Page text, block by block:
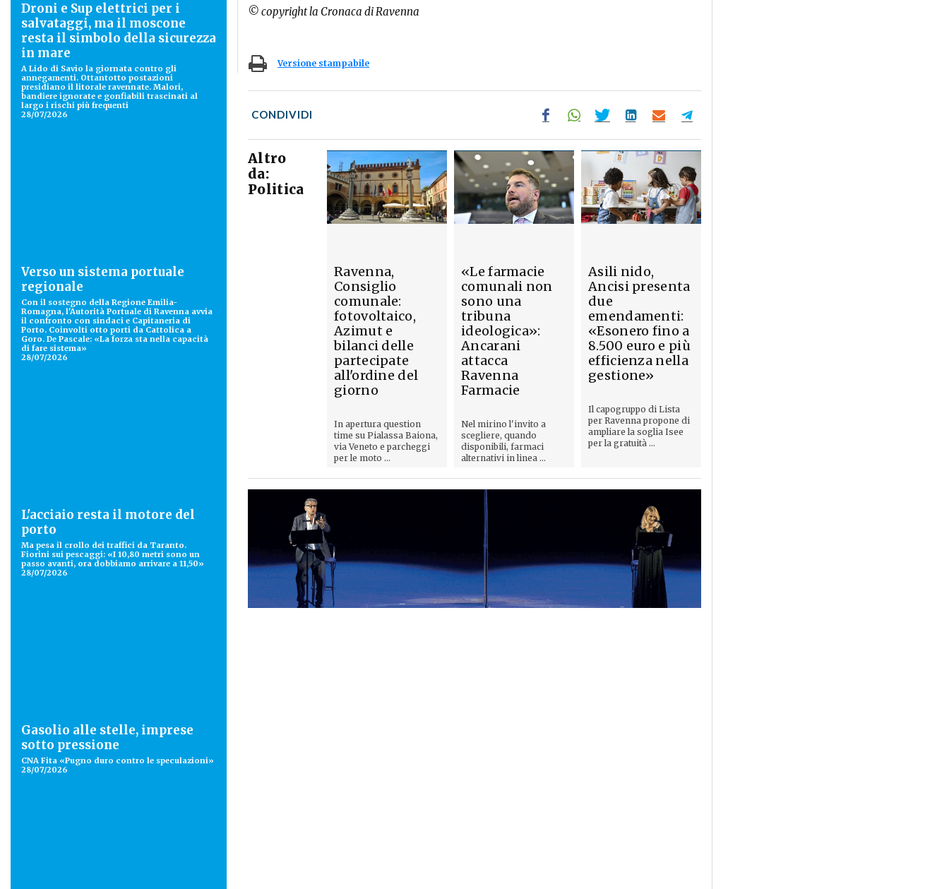
Droni e Sup elettrici per i
salvataggi, ma il moscone
resta il simbolo della sicurezza
in mare
A Lido di Savio la giornata contro gli
annegamenti. Ottantotto postazioni
presidiano il litorale ravennate. Malori,
bandiere ignorate e gonfiabili trascinati al
largo i rischi più frequenti
28/07/2026
Verso un sistema portuale
regionale
Con il sostegno della Regione Emilia-
Romagna, l'Autorità Portuale di Ravenna avvia
il confronto con sindaci e Capitaneria di
Porto. Coinvolti otto porti da Cattolica a
Goro. De Pascale: «La forza sta nella capacità
di fare sistema»
28/07/2026
L'acciaio resta il motore del
porto
Ma pesa il crollo dei traffici da Taranto.
Fiorini sui pescaggi: «I 10,80 metri sono un
passo avanti, ora dobbiamo arrivare a 11,50»
28/07/2026
Gasolio alle stelle, imprese
sotto pressione
CNA Fita «Pugno duro contro le speculazioni»
28/07/2026
© copyright la Cronaca di Ravenna
Versione stampabile
CONDIVIDI
Altro
da:
Politica
Ravenna,
Consiglio
comunale:
fotovoltaico,
Azimut e
bilanci delle
partecipate
all'ordine del
giorno
In apertura question
time su Pialassa Baiona,
via Veneto e parcheggi
per le moto ...
«Le farmacie
comunali non
sono una
tribuna
ideologica»:
Ancarani
attacca
Ravenna
Farmacie
Nel mirino l'invito a
scegliere, quando
disponibili, farmaci
alternativi in linea ...
Asili nido,
Ancisi presenta
due
emendamenti:
«Esonero fino a
8.500 euro e più
efficienza nella
gestione»
Il capogruppo di Lista
per Ravenna propone di
ampliare la soglia Isee
per la gratuità ...